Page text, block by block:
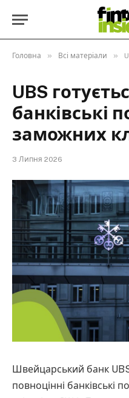
Головна » Всі матеріали »
UBS
банківські
заможних
3 Липня 2026
Швейцарський банк
повноцінні банківські